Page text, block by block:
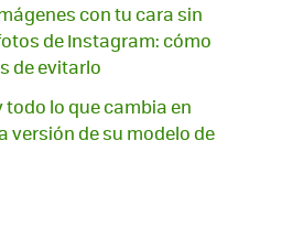
con tu cara sin
de Instagram: cómo
de evitarlo
todo lo que cambia en
versión de su modelo de